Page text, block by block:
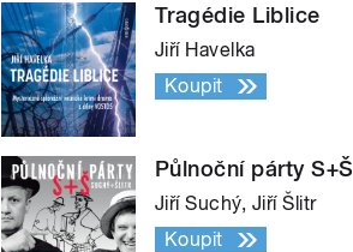
Tragédie Liblice
Jiří Havelka
Koupit
Půlnoční párty S+Š
Jiří Suchý, Jiří Šlitr
Koupit